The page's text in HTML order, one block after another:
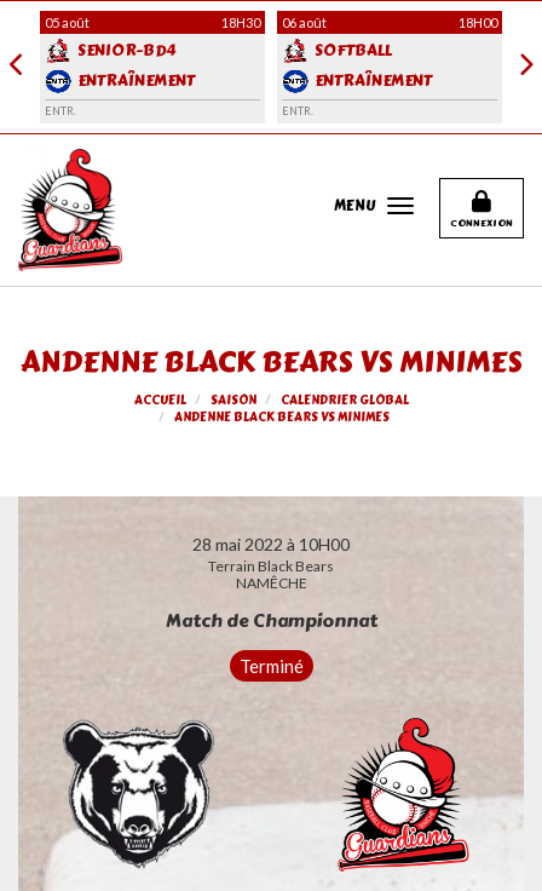
05 août 18H30
SENIOR-BD4
ENTRAÎNEMENT
ENTR.
06 août 18H00
SOFTBALL
ENTRAÎNEMENT
ENTR.
CONNEXION
MENU
ANDENNE BLACK BEARS VS MINIMES
ACCUEIL SAISON
CALENDRIER GLOBAL
ANDENNE BLACK BEARS VS MINIMES
28 mai 2022 à 10H00
Terrain Black Bears
NAMÊCHE
Match de Championnat
Terminé
Panneau de gestion des cookies